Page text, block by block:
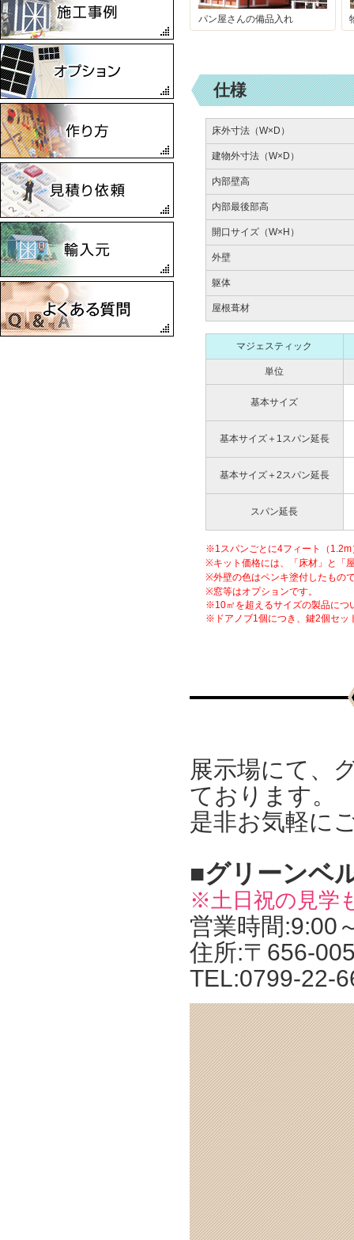
2024
岡山県倉敷市 ワークスガ
レージ
2023
兵庫県姫路市 ワークスガ
レージ
2023
香川県観音寺市 ワークス
ガレージ
2023
兵庫県神戸市 ワークスガ
レージ
2022
兵岡山県久米郡美咲町
Style03
2022
兵庫県南あわじ市 ワーク
スガレージ
2021
兵庫県神戸市 ブラッドフ
ォード
パン屋さんの備品入れ
仕様
床外寸法（W×D）
建物外寸法（W×D）
内部壁高
内部最後部高
開口サイズ（W×H）
外壁
躯体
屋根葺材
マジェスティック
単位
基本サイズ
基本サイズ＋1スパン延長
基本サイズ＋2スパン延長
スパン延長
※1スパンごとに4フィート（1.2m
※キット価格には、「床材」と「
※外壁の色はペンキ塗付したもの
※窓等はオプションです。
※10㎡を超えるサイズの製品につ
※ドアノブ1個につき、鍵2個セッ
展示場にて、
ております。
是非お気軽に
■グリーンベ
※土日祝の見学
営業時間:9:00
住所:〒656-
TEL:0799-22-